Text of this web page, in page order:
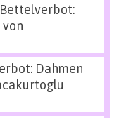
Dahmen